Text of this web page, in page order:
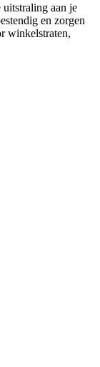
uitstraling aan je
en zorgen
winkelstraten,